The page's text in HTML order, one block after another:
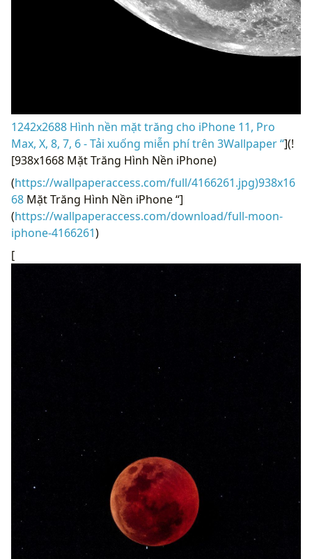
1242x2688 Hình nền mặt trăng cho iPhone 11, Pro
Max, X, 8, 7, 6 - Tải xuống miễn phí trên 3Wallpaper “](!
[938x1668 Mặt Trăng Hình Nền iPhone)
(https://wallpaperaccess.com/full/4166261.jpg)938x16
68 Mặt Trăng Hình Nền iPhone “]
(https://wallpaperaccess.com/download/full-moon-
iphone-4166261)
[